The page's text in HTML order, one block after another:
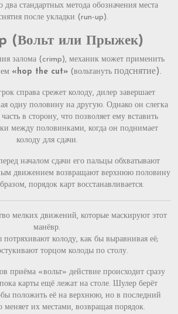
два стандартных метода обозначения места
после укладки (run-up).
(Вольт или Прыжек)
залома (crimp), механик может применить
«hop the cut» (вольтануть подснятие).
справа срежет колоду, дилер завершает
одну половину на другую. Однако он слегка
в сторону, что позволяет ему вставить
между половинками, когда он поднимает
колоду для сдачи.
началом сдачи его пальцы обхватывают
движением возвращают верхнюю половину
порядок карт восстанавливается.
мелких движений, которые маскируют этот
манёвр.
колоду, как бы выравнивая её;
торцом колоды по столу.
приёма «вольт» действие происходит сразу
карты ещё лежат на столе. Шулер берёт
положить её на верхнюю, но в последний
меняет их местами, возвращая порядок.